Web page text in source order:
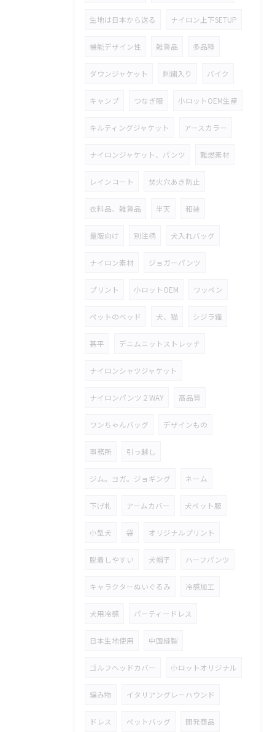
生地は日本から送る ナイロン上下SETUP
機能デザイン性 雑貨品 多品種
ダウンジャケット 刺繍入り バイク
キャンプ つなぎ服 小ロットOEM生産
キルティングジャケット アースカラー
ナイロンジャケット、パンツ 難燃素材
レインコート 焚火穴あき防止
衣料品、雑貨品 半天 和装
量販向け 別注柄 犬入れバッグ
ナイロン素材 ジョガーパンツ
プリント 小ロットOEM ワッペン
ペットのベッド 犬、猫 シジラ織
甚平 デニムニットストレッチ
ナイロンシャツジャケット
ナイロンパンツ２WAY 高品質
ワンちゃんバッグ デザインもの
事務所 引っ越し
ジム。ヨガ。ジョギング ネーム
下げ札 アームカバー 犬ペット服
小型犬 袋 オリジナルプリント
脱着しやすい 犬帽子 ハーフパンツ
キャラクターぬいぐるみ 冷感加工
犬用冷感 パーティードレス
日本生地使用 中国縫製
ゴルフヘッドカバー 小ロットオリジナル
編み物 イタリアングレーハウンド
ドレス ペットバッグ 開発商品